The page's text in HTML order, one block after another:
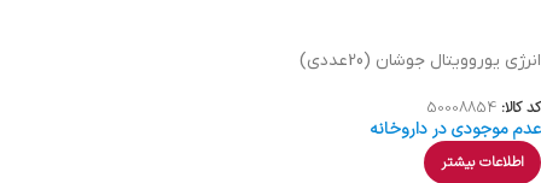
انرژی یوروویتال جوشان (20عددی)
کد کالا: 50008854
عدم موجودی در داروخانه
اطلاعات بیشتر